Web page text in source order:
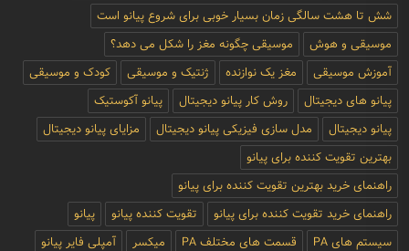
شش تا هشت سالگی زمان بسیار خوبی برای شروع پیانو است
موسیقی و هوش
موسیقی چگونه مغز را شکل می دهد؟
آموزش موسیقی
مغز یک نوازنده ژنتیک و موسیقی
کودک و موسیقی
پیانو های دیجیتال
روش کار پیانو دیجیتال
پیانو آکوستیک
پیانو دیجیتال
مدل سازی فیزیکی پیانو دیجیتال
مزایای پیانو دیجیتال
بهترین تقویت کننده برای پیانو
راهنمای خرید بهترین تقویت کننده برای پیانو
راهنمای خرید تقویت کننده برای پیانو
تقویت کننده پیانو
پیانو
سیستم های PA
قسمت های مختلف PA میکسر
آمپلی فایر پیانو